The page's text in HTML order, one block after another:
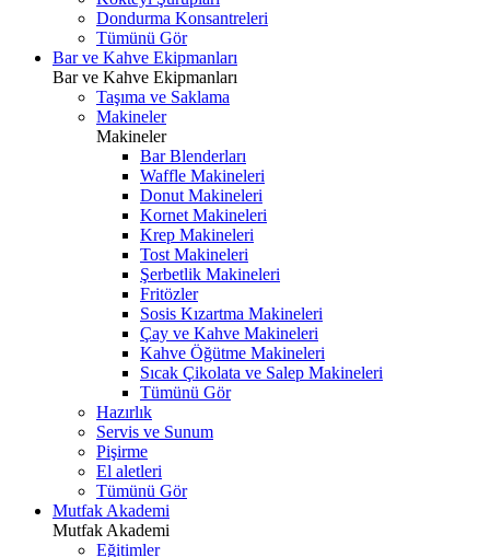
Dondurma Konsantreleri
Tümünü Gör
Bar ve Kahve Ekipmanları
Bar ve Kahve Ekipmanları
Taşıma ve Saklama
Makineler
Makineler
Bar Blenderları
Waffle Makineleri
Donut Makineleri
Kornet Makineleri
Krep Makineleri
Tost Makineleri
Şerbetlik Makineleri
Fritözler
Sosis Kızartma Makineleri
Çay ve Kahve Makineleri
Kahve Öğütme Makineleri
Sıcak Çikolata ve Salep Makineleri
Tümünü Gör
Hazırlık
Servis ve Sunum
Pişirme
El aletleri
Tümünü Gör
Mutfak Akademi
Mutfak Akademi
Eğitimler